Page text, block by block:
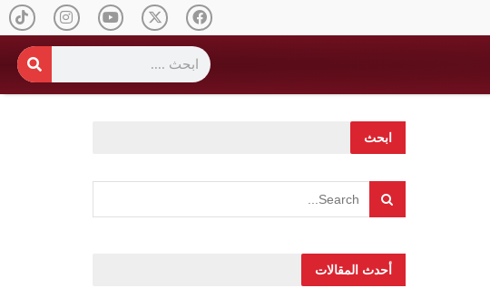
ابحث
أحدث المقالات